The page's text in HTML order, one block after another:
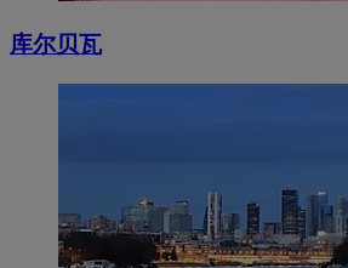
库尔贝瓦